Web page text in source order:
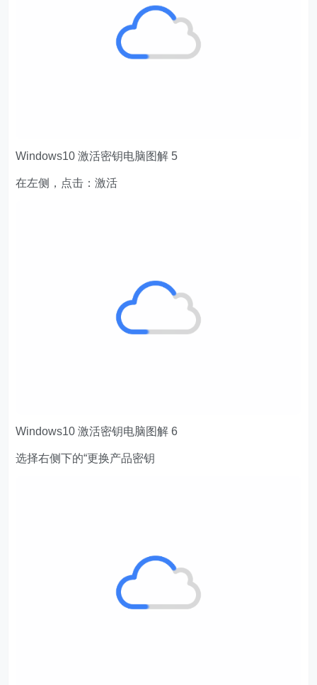
Windows10 激活密钥电脑图解 5
在左侧，点击：激活
Windows10 激活密钥电脑图解 6
选择右侧下的“更换产品密钥